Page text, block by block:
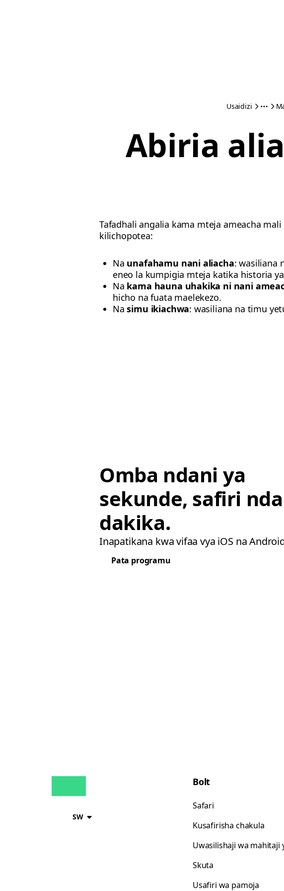
Usaidizi
Abiria
Tafadhali angalia kama mteja ameacha
kilichopotea:
Na unafahamu nani aliacha: wasiliana
eneo la kumpigia mteja katika historia
Na kama hauna uhakika ni nani
hicho na fuata maelekezo.
Nasimu ikiachwa: wasiliana na timu
Omba ndani ya
sekunde, safiri
dakika.
Inapatikana kwa vifaa vya iOS na
Pata programu
SW
Bolt
Safari
Kusafirisha chakula
Uwasilishaji wa mahitaji
Skuta
Usafiri wa pamoja